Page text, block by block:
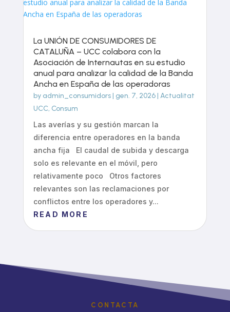
La UNIÓN DE CONSUMIDORES DE
CATALUÑA – UCC colabora con la
Asociación de Internautas en su estudio
anual para analizar la calidad de la Banda
Ancha en España de las operadoras
by admin_consumidors| gen. 7, 2026| Actualitat
UCC, Consum
Las averías y su gestión marcan la
diferencia entre operadores en la banda
ancha fija El caudal de subida y descarga
solo es relevante en el móvil, pero
relativamente poco Otros factores
relevantes son las reclamaciones por
conflictos entre los operadores y...
READ MORE
CONTACTA